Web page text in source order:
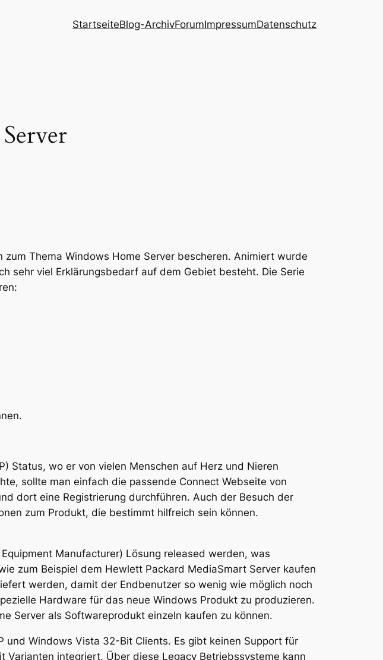
StartseiteBlog-ArchivForumImpressumDatenschutz
Thema Windows Home Server bescheren. Animiert wurde
sehr viel Erklärungsbedarf auf dem Gebiet besteht. Die Serie
Status, wo er von vielen Menschen auf Herz und Nieren
sollte man einfach die passende Connect Webseite von
dort eine Registrierung durchführen. Auch der Besuch der
zum Produkt, die bestimmt hilfreich sein können.
Manufacturer) Lösung released werden, was
zum Beispiel dem Hewlett Packard MediaSmart Server kaufen
werden, damit der Endbenutzer so wenig wie möglich noch
Hardware für das neue Windows Produkt zu produzieren.
Server als Softwareprodukt einzeln kaufen zu können.
Windows Vista 32-Bit Clients. Es gibt keinen Support für
integriert. Über diese Legacy Betriebssysteme kann